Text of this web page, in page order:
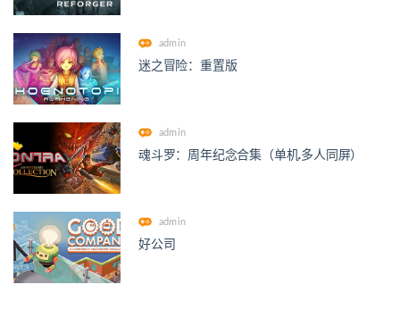
admin
迷之冒险：重置版
admin
魂斗罗：周年纪念合集（单机.多人同屏）
admin
好公司